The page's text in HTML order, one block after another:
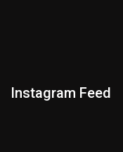
Instagram Feed